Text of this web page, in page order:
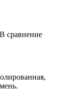
В сравнение